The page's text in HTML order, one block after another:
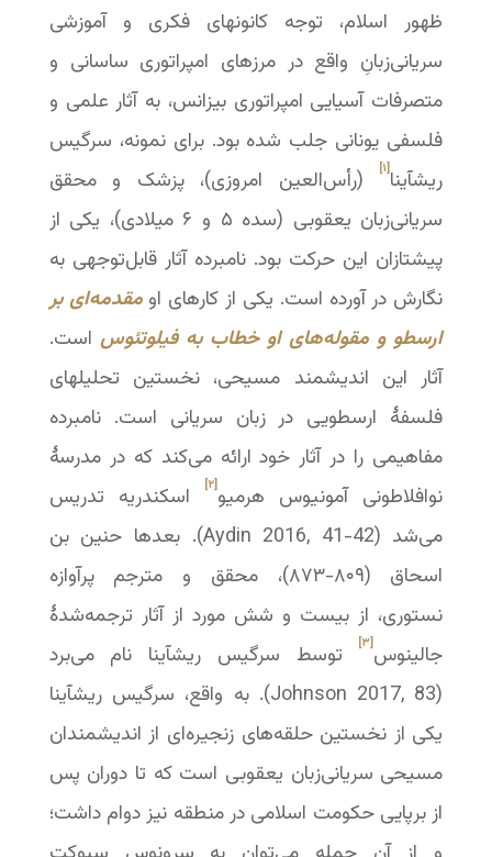
ظهور اسلام، توجه کانونهای فکری و آموزشی
سریانی‌زبانِ واقع در مرزهای امپراتوری ساسانی و
متصرفات آسیایی امپراتوری بیزانس، به آثار علمی و
فلسفی یونانی جلب شده بود. برای نمونه، سرگیس
ریشآینا[۱]
(رأس‌العین امروزی)، پزشک و محقق
سریانی‌زبان یعقوبی (سده ۵ و ۶ میلادی)، یکی از
پیشتازان این حرکت بود. نامبرده آثار قابل‌توجهی به
نگارش در آورده است. یکی از کارهای اومقدمه‌ای بر
ارسطو و مقوله‌های او خطاب به فیلوتئوس است.
آثار این اندیشمند مسیحی، نخستین تحلیلهای
فلسفهٔ ارسطویی در زبان سریانی است. نامبرده
مفاهیمی را در آثار خود ارائه می‌کند که در مدرسهٔ
نوافلاطونی آمونیوس هرمیو[۲]
اسکندریه تدریس
می‌شد ‬‬‬‬‬‬‬‬‬‬‬(Aydin 2016, 41-42). بعدها حنین بن
اسحاق (۸۰۹-‏۸۷۳)، محقق و مترجم پرآوازه
نستوری، از بیست و شش مورد از آثار ترجمه‌شدهٔ
جالینوس[۳]
توسط سرگیس ریشآینا نام می‌برد
‬‬(Johnson 2017, 83). به واقع، سرگیس ریشآینا
یکی از نخستین حلقه‌های زنجیره‌ای از اندیشمندان
مسیحی سریانی‌زبان یعقوبی است که تا دوران پس
از برپایی حکومت اسلامی در منطقه نیز دوام داشت؛